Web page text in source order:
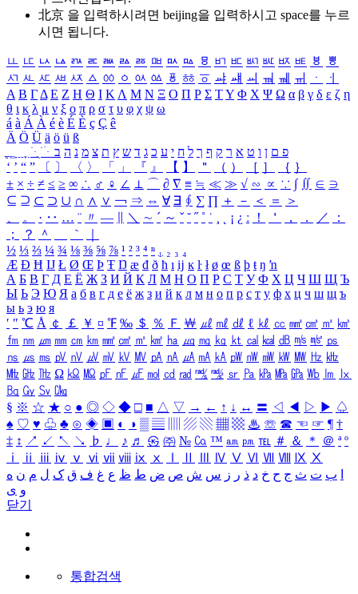
北京 을 입력하시려면 beijing을 입력하시고 space를 누르
시면 됩니다.
ㅥ ㅦ ㅧ ㅨ ㅩ ㅪ ㅫ ㅬ ㅭ ㅮ ㅯ ㅰ ㅱ ㅲ ㅳ ㅴ ㅵ ㅶ ㅷ ㅸ
ㅹ
ㅺ ㅻ ㅼ ㅽ ㅾ ㅿ ㆀ ㆁ ㆂ ㆃ ㆄ ㆅ ㆆ ㆇ ㆈ ㆉ ㆊ ㆋ ㆌ ㆍ
ㆎ
Α Β ΓΔ Ε Ζ Η Θ Ι ΚΛ Μ Ν Ξ Ο Π Ρ Σ ΤΥ Φ Χ Ψ Ω α β γ δ ε ζ η
θ ι κ λ μ ν ξ ο π ρ σ τ υ φ χ ψ ω
á à Á À é è É È ç Ç ê
Ä Ö Ü ä ö ü ß
ִֶֹ ֻּ ׁׂ פ ם ן ו ט א ר ק ף ך ל ח י ע כ ג ד ש ץ ת צ מ נ ה ב
‘ ’ “ ” 〔 〕 〈 〉 「 」 『 』 【 】 ＂ （ ） ［ ］ ｛ ｝
± × ÷ ≠ ≤ ≥ ∞ ∴ ♂ ♀ ∠ ⊥ ⌒ ∂ ∇ ≡ ≒ ≪ ≫ √ ∽ ∝ ∵ ∫ ∬ ∈ ∋
⊆ ⊇ ⊂ ⊃ ∪ ∩ ∧ ∨ ￢ ⇒ ⇔ ∀ ∃ ∮ ∑ ∏ ＋ － ＜ ＝
＞
、
。 · ‥ … ¨ 〃 ― ＼ ∼ ´ ～ ˇ ˘ ˝ ˚ ˙ ¸ ¡ ¿ ː ！ ＇ ， ． ／
：
；
？ ＾ ｀
½ ⅓ ⅔ ¼ ¾ ⅛ ⅜ ⅝ ⅞ ¹ ² ³ ⁴ ⁿ ₁ ₂ ₃ ₄
Æ Ð Ħ Ĳ Ł Ø Œ Þ Ŧ Ŋ æ đ ð ħ ı ĳ ĸ ŀ ł ø œ ß þ ŧ ŋ ŉ
А Б В Г Д Е Ё Ж З И Й К Л М Н О П Р С Т У Ф Х Ц Ч Ш Щ Ъ
Ы Ь Э Ю Я а б в г д е ё ж з и й к л м н о п р с т у ф х ц ч ш щ ъ
ы ь э ю я
′ ″ ℃ Å ￠ ￡ ￥ ¤ ℉ ‰ ＄ ％ Ｆ ￦ ㎕ ㎖ ㎗ ℓ ㎘ ㏄ ㎣ ㎤ ㎥ ㎦
㎙ ㎚ ㎛ ㎜ ㎝ ㎞ ㎟ ㎠ ㎡ ㎢ ㏊ ㎍ ㎎ ㎏ ㏏ ㎈ ㎉ ㏈ ㎧ ㎨ ㎰
㎱ ㎲ ㎳ ㎴ ㎵ ㎶ ㎷ ㎸ ㎹ ㎀ ㎁ ㎂ ㎃ ㎄ ㎺ ㎻ ㎽ ㎾ ㎿ ㎐ ㎑
㎒ ㎓ ㎔ Ω ㏀ ㏁ ㎊ ㎋ ㎌ ㏖ ㏅ ㎭ ㎮ ㎯ ㏛ ㎩ ㎪ ㎫ ㎬ ㏝ ㏐
㏓
㏃ ㏉ ㏜ ㏆
§ ※ ☆ ★ ○ ● ◎ ◇ ◆ □ ■ △ ▽ → ← ↑ ↓ ↔ 〓 ◁ ◀ ▷ ▶ ♤
♠ ♡ ♥ ♧ ♣ ⊙ ◈ ▣ ◐ ◑ ▒ ▤ ▨ ▧ ▦ ▩ ♨ ☏ ☎ ☜ ☞ ¶ †
‡ ↕ ↗ ↙ ↖ ↘ ♭ ♩ ♪ ♬ ㉿ ㈜ № ㏇ ™ ㏂ ㏘ ℡ ＃ ＆ ＊ ＠ ª º
ⅰ
ⅱ ⅲ ⅳ ⅴ ⅵ ⅶ ⅷ ⅸ ⅹ Ⅳ Ⅴ Ⅵ Ⅶ Ⅷ Ⅸ Ⅹ
ب ت ث ج ح خ د ذ ر ز س ش ص ض ط ظ ع غ ف ق ک ل م ن ه
و ی
닫기
통합검색